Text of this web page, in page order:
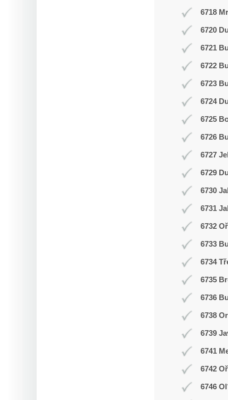
6718
6720
6721
6722
6723
6724
6725
6726
6727
6729
6730
6731
6732
6733
6734
6735
6736
6738
6739
6741
6742
6746